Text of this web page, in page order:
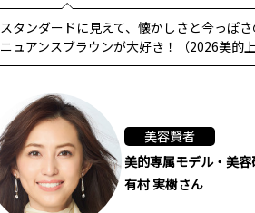
スタンダードに見えて、懐かしさと今っぽ
ニュアンスブラウンが大好き！（2026美的上
美容賢者
美的専属モデル・美
有村 実樹さん